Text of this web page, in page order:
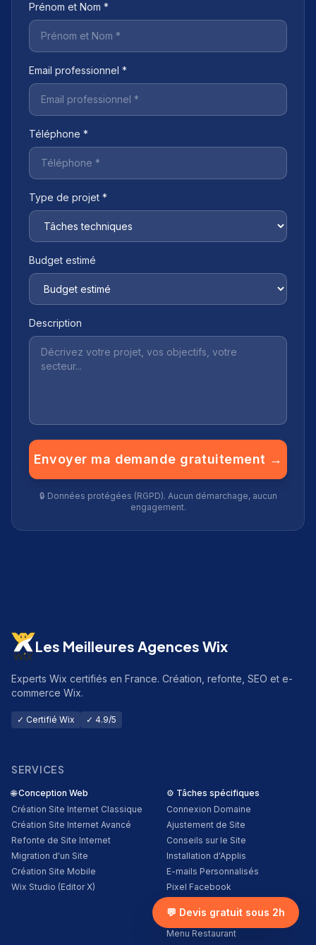
Prénom et Nom *
Email professionnel *
Téléphone *
Type de projet *
Budget estimé
Description
Envoyer ma demande gratuitement →
🔒 Données protégées (RGPD). Aucun démarchage, aucun
engagement.
Les Meilleures Agences Wix
Experts Wix certifiés en France. Création, refonte, SEO et e-
commerce Wix.
✓ Certifié Wix ✓ 4.9/5
SERVICES
🌐 Conception Web
Création Site Internet Classique
Création Site Internet Avancé
Refonte de Site Internet
Migration d'un Site
Création Site Mobile
Wix Studio (Editor X)
⚙️ Tâches spécifiques
Connexion Domaine
Ajustement de Site
Conseils sur le Site
Installation d'Applis
E-mails Personnalisés
Pixel Facebook
Accessibilité du Site
Menu Restaurant
💬 Devis gratuit sous 2h